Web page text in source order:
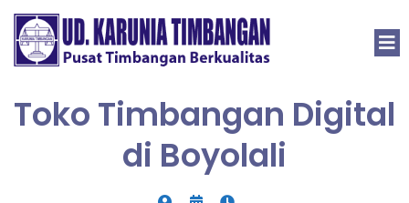
Toko Timbangan Digital
di Boyolali